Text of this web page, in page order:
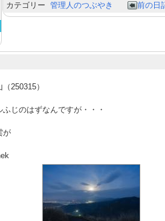
前の日
カテゴリー 管理人のつぶやき
250315）
ふじのはずなんですが・・・
が